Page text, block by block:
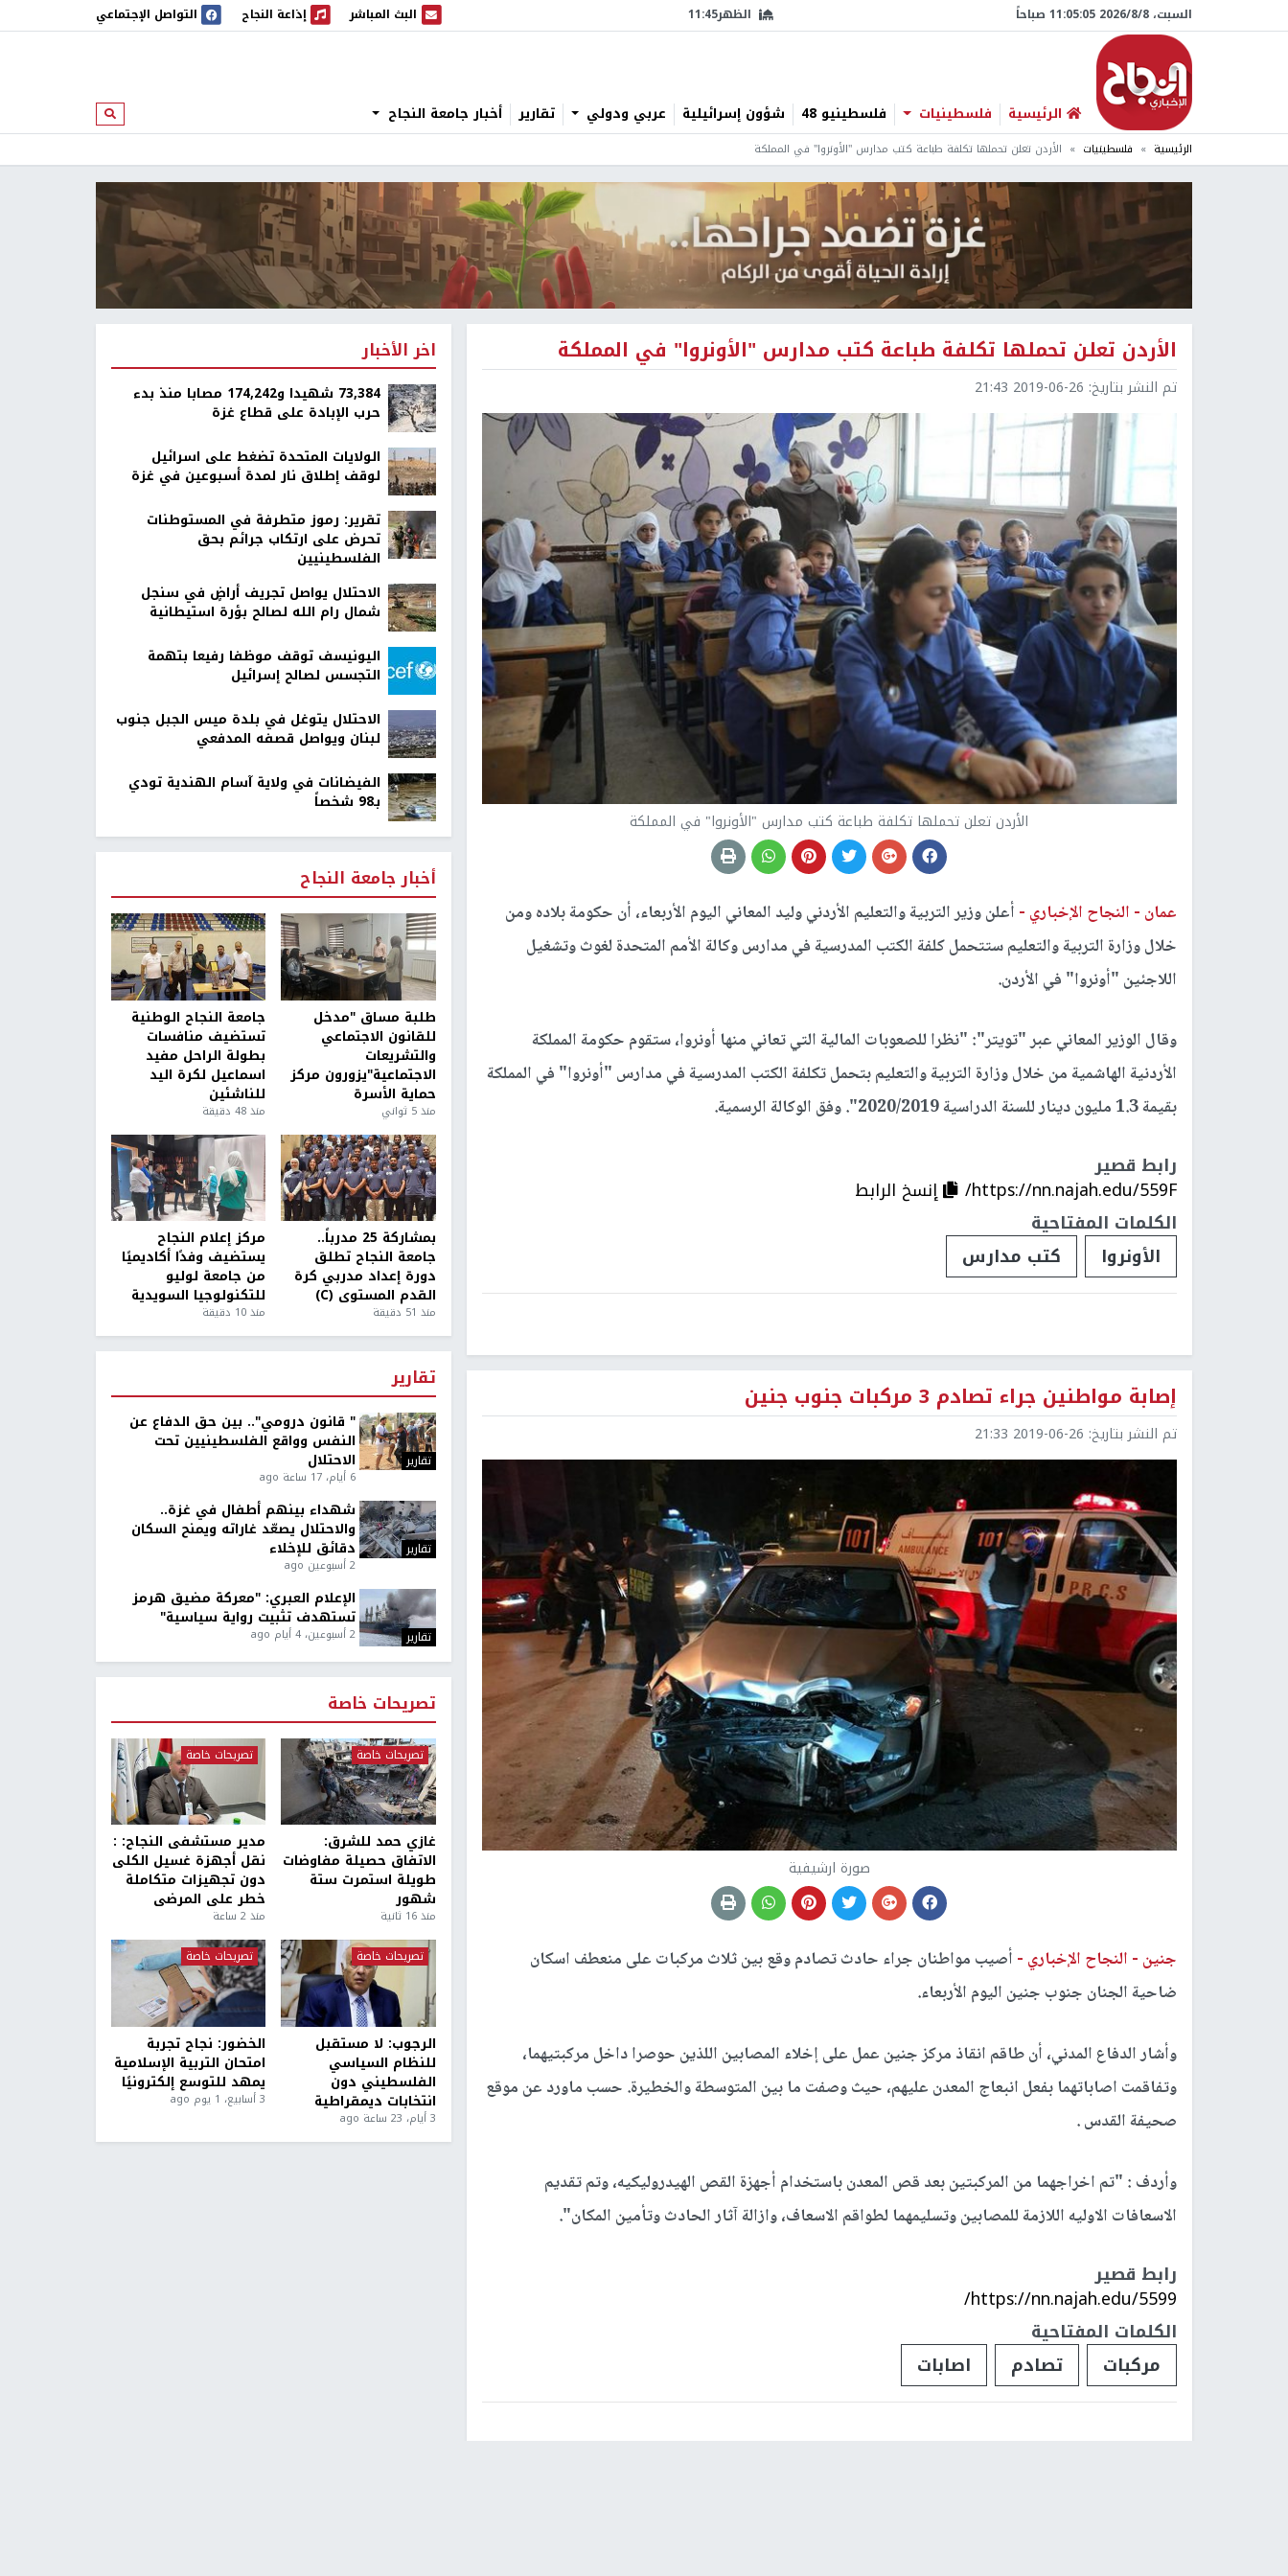
السبت، 8/‏8/‏2026 11:05:06 صباحاً الظهر11:45 البث المباشر
البث المباشر إذاعة النجاح
إذاعة النجاح التواصل الإجتماعي
الرئيسية فلسطينيات فلسطينيو 48 شؤون إسرائيلية عربي ودولي تقارير أخبار جامعة النجاح ابحث
الرئيسية فلسطينيات الأردن تعلن تحملها تكلفة طباعة كتب مدارس "الأونروا" في المملكة
الأردن تعلن تحملها تكلفة طباعة كتب مدارس "الأونروا" في المملكة
تم النشر بتاريخ: 2019-06-26 21:43
الأردن تعلن تحملها تكلفة طباعة كتب مدارس "الأونروا" في المملكة
عمان - النجاح الإخباري - أعلن وزير التربية والتعليم الأردني وليد المعاني اليوم الأربعاء، أن حكومة بلاده ومن
خلال وزارة التربية والتعليم ستتحمل كلفة الكتب المدرسية في مدارس وكالة الأمم المتحدة لغوث وتشغيل
اللاجئين "أونروا" في الأردن.
وقال الوزير المعاني عبر "تويتر": "نظرا للصعوبات المالية التي تعاني منها أونروا، ستقوم حكومة المملكة
الأردنية الهاشمية من خلال وزارة التربية والتعليم بتحمل تكلفة الكتب المدرسية في مدارس "أونروا" في المملكة
بقيمة 1.3 مليون دينار للسنة الدراسية 2020/2019". وفق الوكالة الرسمية.
رابط قصير
https://nn.najah.edu/559F/
إنسخ الرابط
الكلمات المفتاحية
الأونروا
كتب مدارس
إصابة مواطنين جراء تصادم 3 مركبات جنوب جنين
تم النشر بتاريخ: 2019-06-26 21:33
صورة ارشيفية
جنين - النجاح الإخباري - أصيب مواطنان جراء حادث تصادم وقع بين ثلاث مركبات على منعطف اسكان
ضاحية الجنان جنوب جنين اليوم الأربعاء.
وأشار الدفاع المدني، أن طاقم انقاذ مركز جنين عمل على إخلاء المصابين اللذين حوصرا داخل مركبتيهما،
وتفاقمت اصاباتهما بفعل انبعاج المعدن عليهم، حيث وصفت ما بين المتوسطة والخطيرة. حسب ماورد عن موقع
صحيفة القدس .
وأردف : "تم اخراجهما من المركبتين بعد قص المعدن باستخدام أجهزة القص الهيدروليكيه، وتم تقديم
الاسعافات الاوليه اللازمة للمصابين وتسليمهما لطواقم الاسعاف، وازالة آثار الحادث وتأمين المكان".
رابط قصير
https://nn.najah.edu/5599/
الكلمات المفتاحية
مركبات
تصادم اصابات
اخر الأخبار
73,384 شهيدا و174,242 مصابا منذ بدء
حرب الإبادة على قطاع غزة
الولايات المتحدة تضغط على اسرائيل
لوقف إطلاق نار لمدة أسبوعين في غزة
تقرير: رموز متطرفة في المستوطنات
تحرض على ارتكاب جرائم بحق
الفلسطينيين
الاحتلال يواصل تجريف أراضٍ في سنجل
شمال رام الله لصالح بؤرة استيطانية
اليونيسف توقف موظفا رفيعا بتهمة
التجسس لصالح إسرائيل
الاحتلال يتوغل في بلدة ميس الجبل جنوب
لبنان ويواصل قصفه المدفعي
الفيضانات في ولاية آسام الهندية تودي
بـ98 شخصاً
أخبار جامعة النجاح
طلبة مساق "مدخل
للقانون الاجتماعي
والتشريعات
الاجتماعية"يزورون مركز
حماية الأسرة
منذ 5 ثواني
جامعة النجاح الوطنية
تستضيف منافسات
بطولة الراحل مفيد
اسماعيل لكرة اليد
للناشئين
منذ 48 دقيقة
بمشاركة 25 مدرباً..
جامعة النجاح تطلق
دورة إعداد مدربي كرة
القدم المستوى (C)
منذ 51 دقيقة
مركز إعلام النجاح
يستضيف وفدًا أكاديميًا
من جامعة لوليو
للتكنولوجيا السويدية
منذ 10 دقيقة
تقارير
تقارير
" قانون درومي".. بين حق الدفاع عن
النفس وواقع الفلسطينيين تحت
الاحتلال
6 أيام، 17 ساعة ago
تقارير
شهداء بينهم أطفال في غزة..
والاحتلال يصعّد غاراته ويمنح السكان
دقائق للإخلاء
2 أسبوعين ago
تقارير
الإعلام العبري: "معركة مضيق هرمز
تستهدف تثبيت رواية سياسية"
2 أسبوعين، 4 أيام ago
تصريحات خاصة
تصريحات خاصة
غازي حمد للشرق:
الاتفاق حصيلة مفاوضات
طويلة استمرت ستة
شهور
منذ 16 ثانية
تصريحات خاصة
مدير مستشفى النجاح: :
نقل أجهزة غسيل الكلى
دون تجهيزات متكاملة
خطر على المرضى
منذ 2 ساعة
تصريحات خاصة
الرجوب: لا مستقبل
للنظام السياسي
الفلسطيني دون
انتخابات ديمقراطية
3 أيام، 23 ساعة ago
تصريحات خاصة
الخضور: نجاح تجربة
امتحان التربية الإسلامية
يمهد للتوسع إلكترونيًا
3 أسابيع، 1 يوم ago